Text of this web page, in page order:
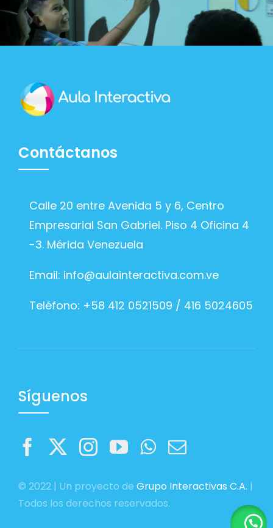
Contáctanos
Calle 20 entre Avenida 5 y 6, Centro
Empresarial San Gabriel. Piso 4 Oficina 4
-3. Mérida Venezuela
Email: info@aulainteractiva.com.ve
Teléfono: +58 412 0521509 / 416 5024605
Síguenos
© 2022 | Un proyecto de Grupo Interactivas C.A. |
Todos los derechos reservados.